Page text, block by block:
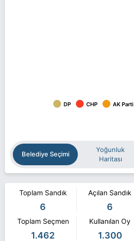
DP CHP AK Parti
Belediye Seçimi
Yoğunluk
Haritası
Toplam Sandık
6
Açılan Sandık
6
Toplam Seçmen
1.462
Kullanılan Oy
1.300